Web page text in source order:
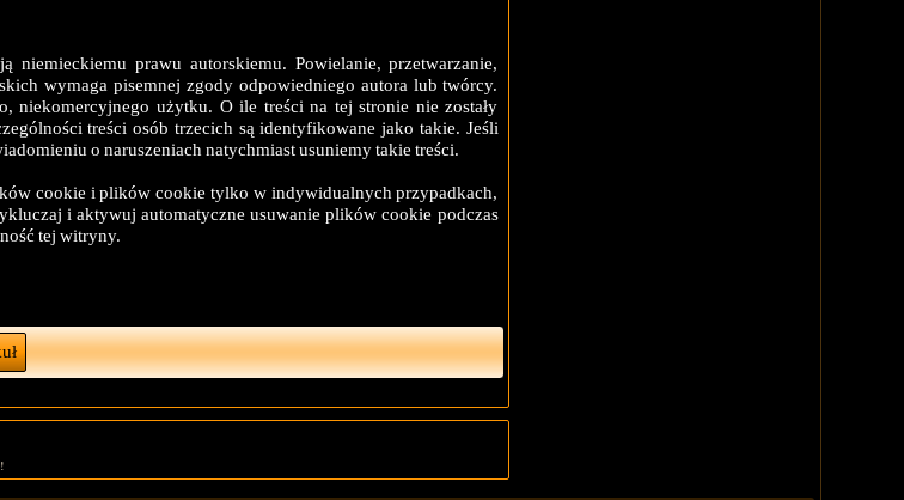
prawu autorskiemu. Powielanie, przetwarzanie,
wymaga pisemnej zgody odpowiedniego autora lub twórcy.
niekomercyjnego użytku. O ile treści na tej stronie nie zostały
treści osób trzecich są identyfikowane jako takie. Jeśli
o naruszeniach natychmiast usuniemy takie treści.
cookie i plików cookie tylko w indywidualnych przypadkach,
i aktywuj automatyczne usuwanie plików cookie podczas
tej witryny.